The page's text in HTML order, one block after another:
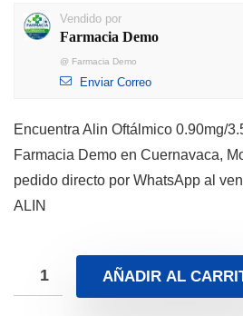
Vendido por
Farmacia Demo
@ Farmacia Demo
Enviar Correo
Encuentra Alin Oftálmico 0.90mg/
Farmacia Demo en Cuernavaca,
pedido directo por WhatsApp al
ALIN
AÑADIR AL